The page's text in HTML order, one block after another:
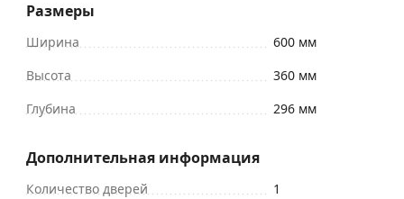
Размеры
Ширина
600 мм
Высота
360 мм
Глубина
296 мм
Дополнительная информация
Количество дверей 1